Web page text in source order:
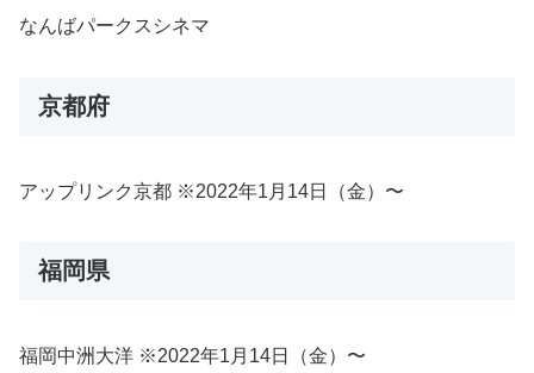
なんばパークスシネマ
京都府
アップリンク京都 ※2022年1月14日（金）〜
福岡県
福岡中洲大洋 ※2022年1月14日（金）〜